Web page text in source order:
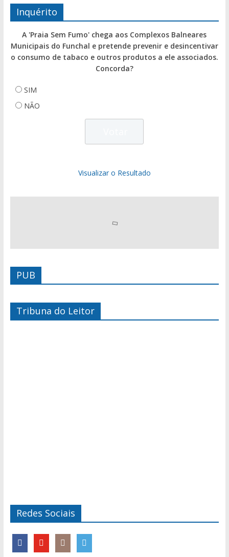
Inquérito
A 'Praia Sem Fumo' chega aos Complexos Balneares
Municipais do Funchal e pretende prevenir e desincentivar
o consumo de tabaco e outros produtos a ele associados.
Concorda?
SIM
NÃO
Visualizar o Resultado
PUB
Tribuna do Leitor
Redes Sociais